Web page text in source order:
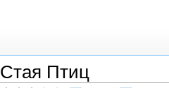
Стая Птиц